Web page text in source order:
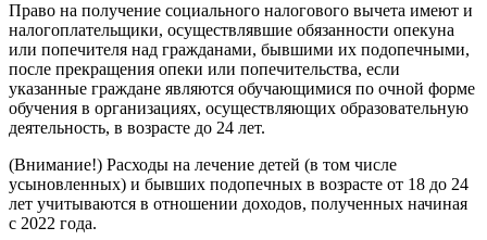
Право на получение социального налогового вычета имеют и
налогоплательщики, осуществлявшие обязанности опекуна
или попечителя над гражданами, бывшими их подопечными,
после прекращения опеки или попечительства, если
указанные граждане являются обучающимися по очной форме
обучения в организациях, осуществляющих образовательную
деятельность, в возрасте до 24 лет.
(Внимание!) Расходы на лечение детей (в том числе
усыновленных) и бывших подопечных в возрасте от 18 до 24
лет учитываются в отношении доходов, полученных начиная
с 2022 года.